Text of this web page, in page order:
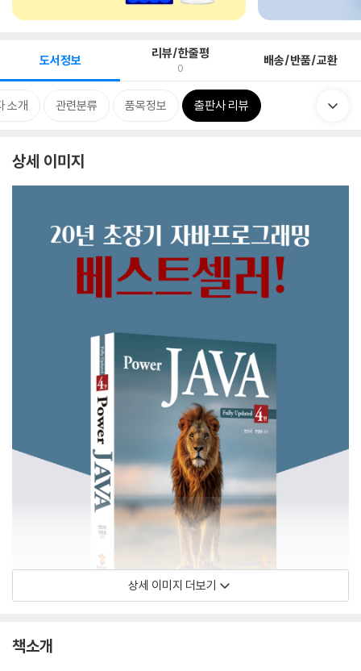
도서정보 리뷰/한줄평
0 배송/반품/교환
소개 관련분류 품목정보 출판사 리뷰
상세 이미지
상세 이미지 더보기
책소개